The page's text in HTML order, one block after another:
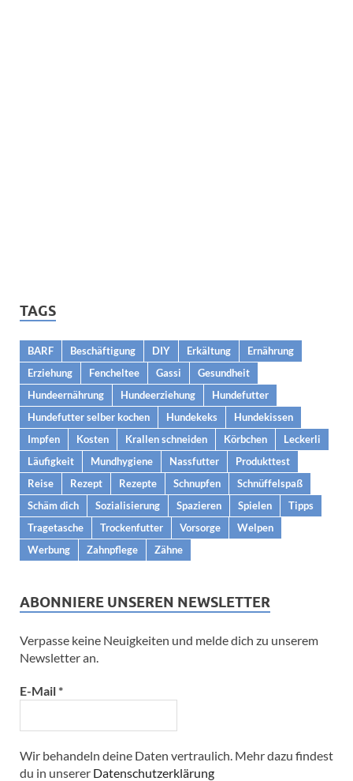
TAGS
BARF Beschäftigung DIY Erkältung
Ernährung
Erziehung
Fencheltee Gassi
Gesundheit
Hundeernährung
Hundeerziehung
Hundefutter
Hundefutter selber kochen
Hundekeks
Hundekissen
Impfen
Kosten Krallen schneiden Körbchen
Leckerli
Läufigkeit
Mundhygiene Nassfutter
Produkttest
Reise
Rezept Rezepte Schnupfen
Schnüffelspaß
Schäm dich
Sozialisierung Spazieren Spielen
Tipps
Tragetasche
Trockenfutter Vorsorge
Welpen
Werbung
Zahnpflege Zähne
ABONNIERE UNSEREN NEWSLETTER
Verpasse keine Neuigkeiten und melde dich zu unserem
Newsletter an.
E-Mail*
Wir behandeln deine Daten vertraulich. Mehr dazu findest
du in unserer Datenschutzerklärung